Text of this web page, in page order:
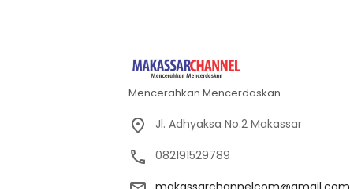
Mencerahkan Mencerdaskan
Jl. Adhyaksa No.2 Makassar
082191529789